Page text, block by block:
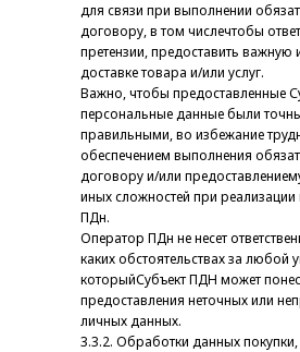
для связи при выполнении
договору, в том числечтобы
претензии, предоставить
доставке товара и/или услуг.
Важно, чтобы предоставленные
персональные данные были
правильными, во избежание
обеспечением выполнения
договору и/или
иных сложностей при реализации
ПДн.
Оператор ПДн не несет
каких обстоятельствах за любой
которыйСубъект ПДН может
предоставления неточных или
личных данных.
3.3.2. Обработки данных